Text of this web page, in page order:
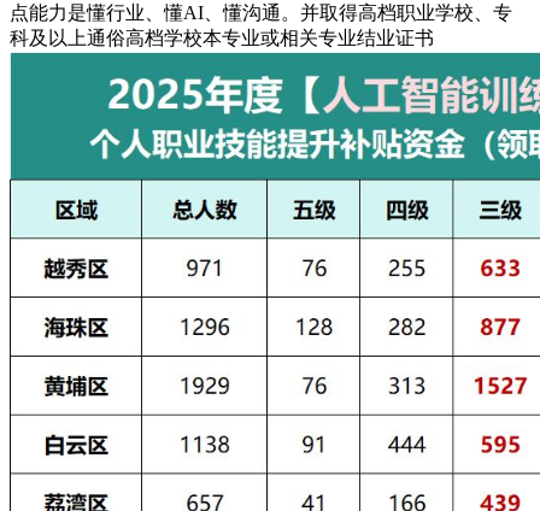
点能力是懂行业、懂AI、懂沟通。并取得高档职业学校、专
科及以上通俗高档学校本专业或相关专业结业证书